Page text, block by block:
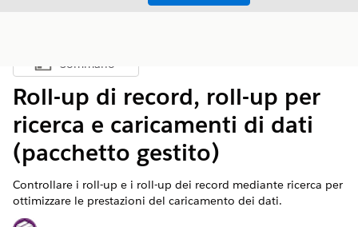
Mostra sommario
Sommario
Roll-up di record, roll-up per
ricerca e caricamenti di dati
(pacchetto gestito)
Controllare i roll-up e i roll-up dei record mediante ricerca per
ottimizzare le prestazioni del caricamento dei dati.